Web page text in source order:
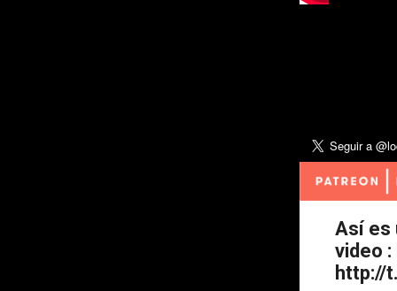
Así es
video
http://